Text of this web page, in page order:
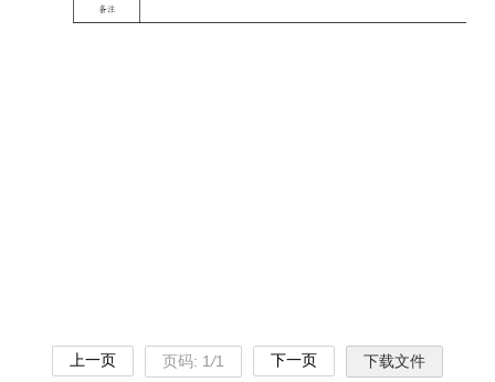
上一页 页码: 1/1 下一页 下载文件